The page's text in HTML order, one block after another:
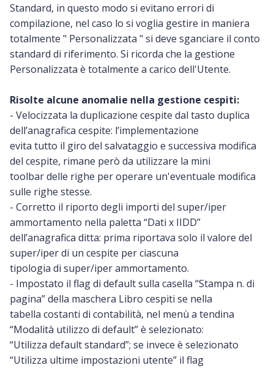
Standard, in questo modo si evitano errori di
compilazione, nel caso lo si voglia gestire in maniera
totalmente " Personalizzata " si deve sganciare il conto
standard di riferimento. Si ricorda che la gestione
Personalizzata è totalmente a carico dell'Utente.
Risolte alcune anomalie nella gestione cespiti:
- Velocizzata la duplicazione cespite dal tasto duplica
dell’anagrafica cespite: l’implementazione
evita tutto il giro del salvataggio e successiva modifica
del cespite, rimane però da utilizzare la mini
toolbar delle righe per operare un'eventuale modifica
sulle righe stesse.
- Corretto il riporto degli importi del super/iper
ammortamento nella paletta “Dati x IIDD”
dell’anagrafica ditta: prima riportava solo il valore del
super/iper di un cespite per ciascuna
tipologia di super/iper ammortamento.
- Impostato il flag di default sulla casella “Stampa n. di
pagina” della maschera Libro cespiti se nella
tabella costanti di contabilità, nel menù a tendina
“Modalità utilizzo di default” è selezionato:
“Utilizza default standard”; se invece è selezionato
“Utilizza ultime impostazioni utente” il flag